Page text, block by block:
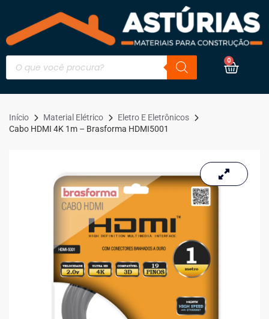
0
Início Material Elétrico
Eletro E Eletrônicos
Cabo HDMI 4K 1m – Brasforma HDMI5001